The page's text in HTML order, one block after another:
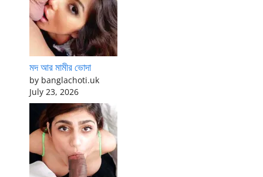
মদ আর মামীর ভোদা
by banglachoti.uk
July 23, 2026